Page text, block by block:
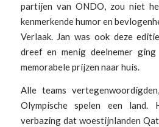
partijen van ONDO, zou niet
kenmerkende humor en
Verlaak. Jan was ook deze
dreef en menig deelnemer
memorabele prijzen naar huis.
Alle teams
Olympische spelen een
verbazing dat woestijnlanden